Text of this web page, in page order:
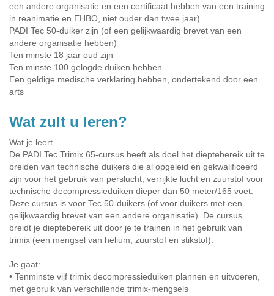
een andere organisatie en een certificaat hebben van een training
in reanimatie en EHBO, niet ouder dan twee jaar).
PADI Tec 50-duiker zijn (of een gelijkwaardig brevet van een
andere organisatie hebben)
Ten minste 18 jaar oud zijn
Ten minste 100 gelogde duiken hebben
Een geldige medische verklaring hebben, ondertekend door een
arts
Wat zult u leren?
Wat je leert
De PADI Tec Trimix 65-cursus heeft als doel het dieptebereik uit te
breiden van technische duikers die al opgeleid en gekwalificeerd
zijn voor het gebruik van perslucht, verrijkte lucht en zuurstof voor
technische decompressieduiken dieper dan 50 meter/165 voet.
Deze cursus is voor Tec 50-duikers (of voor duikers met een
gelijkwaardig brevet van een andere organisatie). De cursus
breidt je dieptebereik uit door je te trainen in het gebruik van
trimix (een mengsel van helium, zuurstof en stikstof).
Je gaat:
• Tenminste vijf trimix decompressieduiken plannen en uitvoeren,
met gebruik van verschillende trimix-mengsels